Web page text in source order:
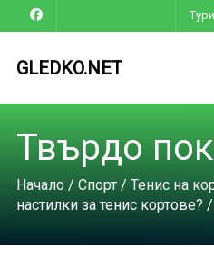
GLEDKO.NET
Твърдо
Начало/ Спорт/ Тенис на
настилки за тенис кортове? /